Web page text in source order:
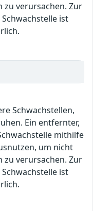
zu verursachen. Zur
ist
Schwachstellen,
Ein entfernter,
mithilfe
um nicht
zu verursachen. Zur
ist